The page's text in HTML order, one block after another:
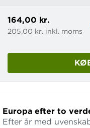
164,00 kr.
205,00 kr. inkl. moms
Europa efter to
Efter år med